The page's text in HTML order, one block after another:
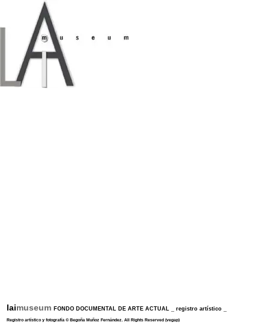
laimuseum FONDO DOCUMENTAL DE ARTE ACTUAL registro artístico
Registro artístico y fotografía © Begoña Muñoz Fernández All Rights Reserved (vegap)